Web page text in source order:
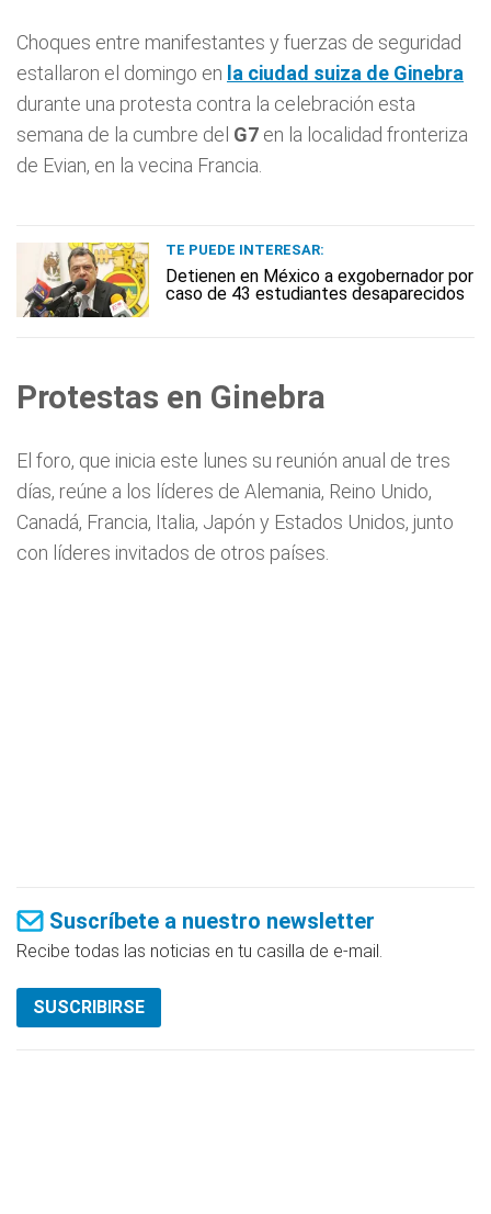
Choques entre manifestantes y fuerzas de seguridad
estallaron el domingo en la ciudad suiza de Ginebra
durante una protesta contra la celebración esta
semana de la cumbre del G7 en la localidad fronteriza
de Evian, en la vecina Francia.
TE PUEDE INTERESAR:
Detienen en México a exgobernador por
caso de 43 estudiantes desaparecidos
Protestas en Ginebra
El foro, que inicia este lunes su reunión anual de tres
días, reúne a los líderes de Alemania, Reino Unido,
Canadá, Francia, Italia, Japón y Estados Unidos, junto
con líderes invitados de otros países.
Suscríbete a nuestro newsletter
Recibe todas las noticias en tu casilla de e-mail.
SUSCRIBIRSE